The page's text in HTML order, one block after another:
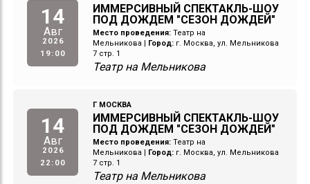
14
Авг
2026
19:00
ИММЕРСИВНЫЙ СПЕКТАКЛЬ-ШОУ
ПОД ДОЖДЕМ "СЕЗОН ДОЖДЕЙ"
Место проведения: Театр на
Мельникова
Город: г. Москва, ул. Мельникова
7 стр. 1
Театр на Мельникова
14
Авг
2026
22:00
Г МОСКВА
ИММЕРСИВНЫЙ СПЕКТАКЛЬ-ШОУ
ПОД ДОЖДЕМ "СЕЗОН ДОЖДЕЙ"
Место проведения: Театр на
Мельникова
Город: г. Москва, ул. Мельникова
7 стр. 1
Театр на Мельникова